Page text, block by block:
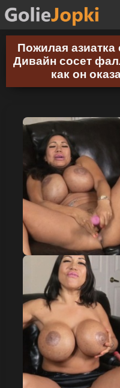
Пожилая
Дивайн сосет
как он